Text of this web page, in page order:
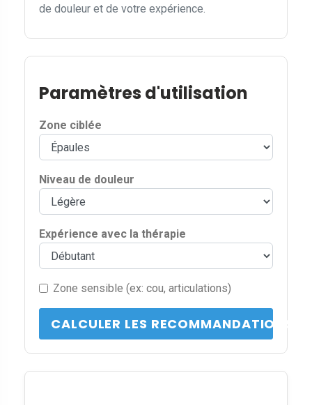
de douleur et de votre expérience.
Paramètres d'utilisation
Zone ciblée
Niveau de douleur
Expérience avec la thérapie
Zone sensible (ex: cou, articulations)
CALCULER LES RECOMMANDATIONS